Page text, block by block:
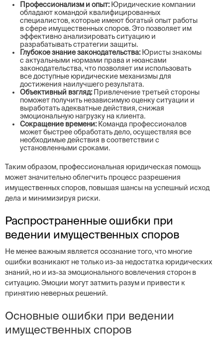
Профессионализм и опыт: Юридические компании
обладают командой квалифицированных
специалистов, которые имеют богатый опыт работы
в сфере имущественных споров. Это позволяет им
эффективно анализировать ситуацию и
разрабатывать стратегии защиты.
Глубокое знание законодательства: Юристы знакомы
с актуальными нормами права и нюансами
законодательства, что позволяет им использовать
все доступные юридические механизмы для
достижения наилучшего результата.
Объективный взгляд: Привлечение третьей стороны
поможет получить независимую оценку ситуации и
выработать адекватные действия, снижая
эмоциональную нагрузку на клиента.
Сокращение времени: Команда профессионалов
может быстрее обработать дело, осуществляя все
необходимые действия в соответствии с
установленными сроками.
Таким образом, профессиональная юридическая помощь
может значительно облегчить процесс разрешения
имущественных споров, повышая шансы на успешный исход
дела и минимизируя риски.
Распространенные ошибки при
ведении имущественных споров
Не менее важным является осознание того, что многие
ошибки возникают не только из-за недостатка юридических
знаний, но и из-за эмоционального вовлечения сторон в
ситуацию. Эмоции могут затмить разум и привести к
принятию неверных решений.
Основные ошибки при ведении
имущественных споров